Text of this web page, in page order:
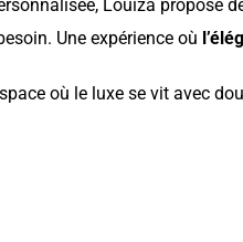
Louiza propose
Une expérience où
où le luxe se vit avec